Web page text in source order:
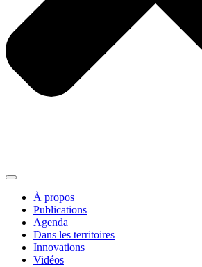
À propos
Publications
Agenda
Dans les territoires
Innovations
Vidéos